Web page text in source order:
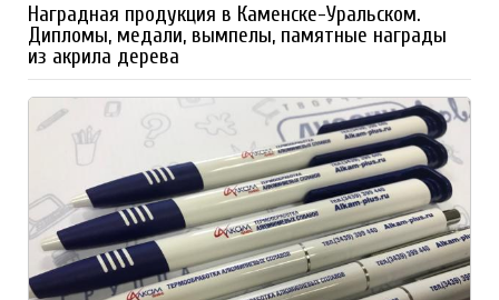
Наградная продукция в Каменске-Уральском.
Дипломы, медали, вымпелы, памятные награды
из акрила дерева